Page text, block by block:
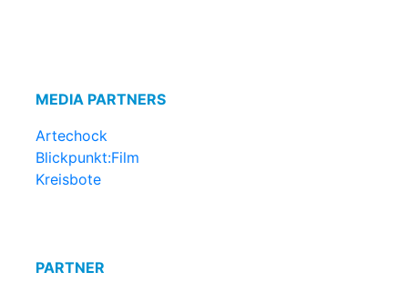
MEDIA PARTNERS
Artechock
Blickpunkt:Film
Kreisbote
PARTNER